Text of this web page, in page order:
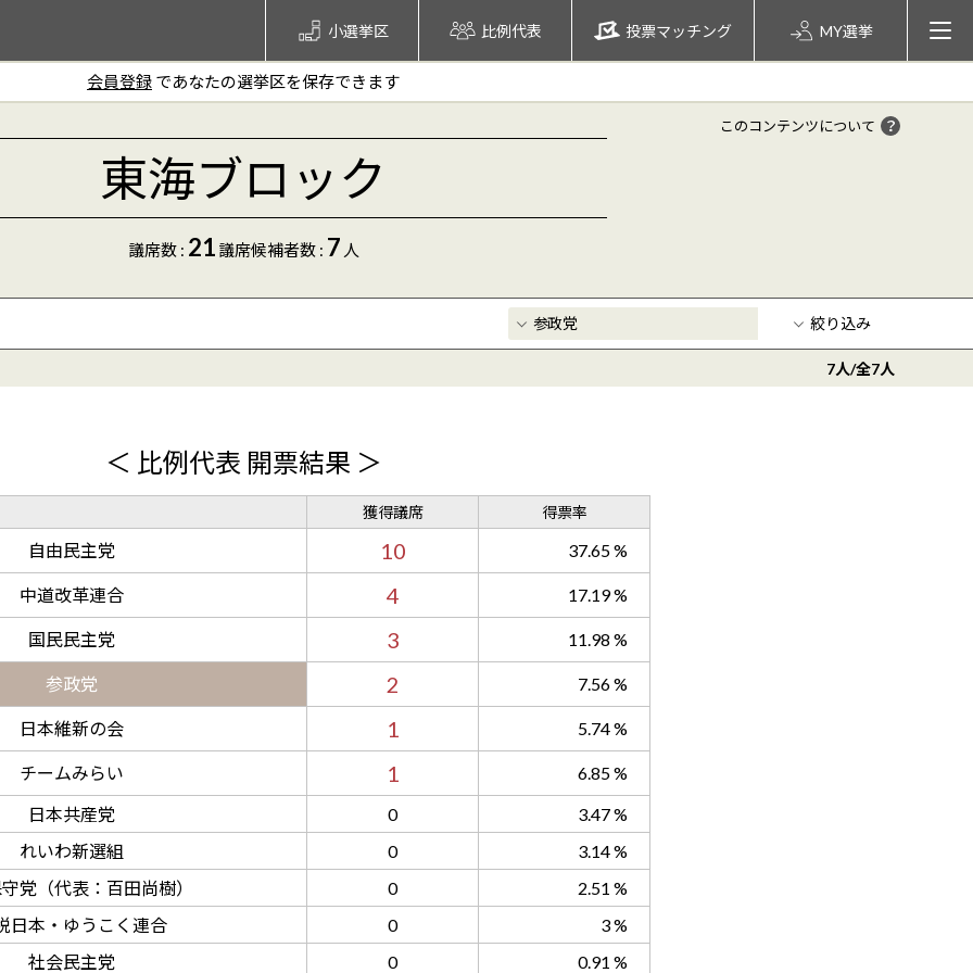
小選挙区 比例代表 投票マッチング MY選挙
会員登録 であなたの選挙区を保存できます
このコンテンツについて
東海ブロック
議席数 : 21 議席候補者数: 7 人
絞り込み
年齢 〜 クリア
7人/全7人
＜ 比例代表 開票結果 ＞
獲得議席 得票率
自由民主党 10 37.65 %
中道改革連合 4 17.19 %
国民民主党 3 11.98 %
参政党 2 7.56 %
日本維新の会 1 5.74 %
チームみらい 1
6.85 %
日本共産党
0
3.47 %
れいわ新選組
0
3.14 %
党 （代表：百田尚樹） 0
2.51 %
日本・ゆうこく連合
0
3 %
社会民主党
0 0.91 %